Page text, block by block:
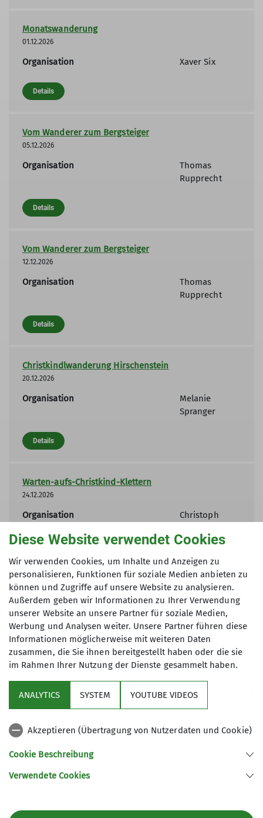
Monatswanderung
01.12.2026
Organisation Xaver Six
Details
Vom Wanderer zum Bergsteiger
05.12.2026
Organisation
Thomas
Rupprecht
Details
Vom Wanderer zum Bergsteiger
12.12.2026
Organisation
Thomas
Rupprecht
Details
Christkindlwanderung Hirschenstein
20.12.2026
Organisation
Melanie
Spranger
Details
Warten-aufs-Christkind-Klettern
24.12.2026
Organisation
Christoph
Service
Links
94315 Straubing
Diese Website verwendet Cookies
Wir verwenden Cookies, um Inhalte und Anzeigen zu
personalisieren, Funktionen für soziale Medien anbieten zu
können und Zugriffe auf unsere Website zu analysieren.
Außerdem geben wir Informationen zu Ihrer Verwendung
unserer Website an unsere Partner für soziale Medien,
Werbung und Analysen weiter. Unsere Partner führen diese
Informationen möglicherweise mit weiteren Daten
zusammen, die Sie ihnen bereitgestellt haben oder die sie
im Rahmen Ihrer Nutzung der Dienste gesammelt haben.
ANALYTICS SYSTEM YOUTUBE VIDEOS
Akzeptieren (Übertragung von Nutzerdaten und Cookie)
Cookie Beschreibung
Verwendete Cookies